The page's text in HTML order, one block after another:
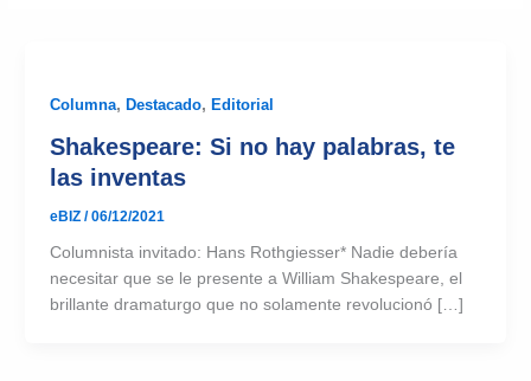
Columna, Destacado, Editorial
Shakespeare: Si no hay palabras, te
las inventas
eBIZ /06/12/2021
Columnista invitado: Hans Rothgiesser* Nadie debería
necesitar que se le presente a William Shakespeare, el
brillante dramaturgo que no solamente revolucionó […]